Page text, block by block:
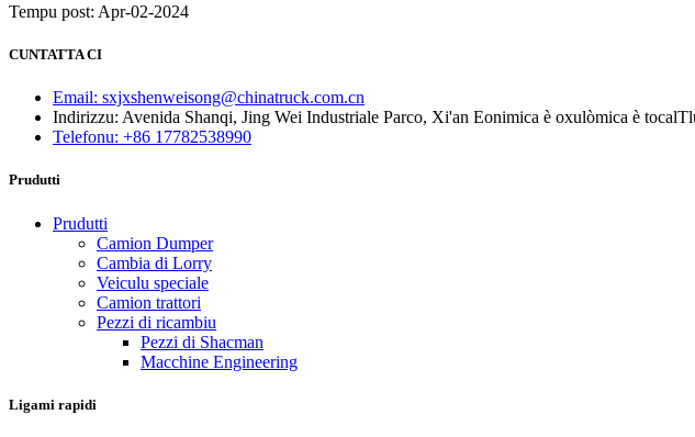
Tempu post: Apr-02-2024
CUNTATTA CI
Email: sxjxshenweisong@chinatruck.com.cn
Indirizzu: Avenida Shanqi, Jing Wei Industriale Parco, Xi'an Eonimica è oxulòmica è
Telefonu: +86 17782538990
Prudutti
Prudutti
Camion Dumper
Cambia di Lorry
Veiculu speciale
Camion trattori
Pezzi di ricambiu
Pezzi di Shacman
Macchine Engineering
Ligami rapidi